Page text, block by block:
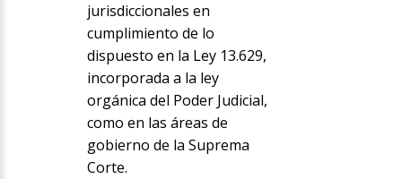
jurisdiccionales en
cumplimiento de lo
dispuesto en la Ley 13.629,
incorporada a la ley
orgánica del Poder Judicial,
como en las áreas de
gobierno de la Suprema
Corte.